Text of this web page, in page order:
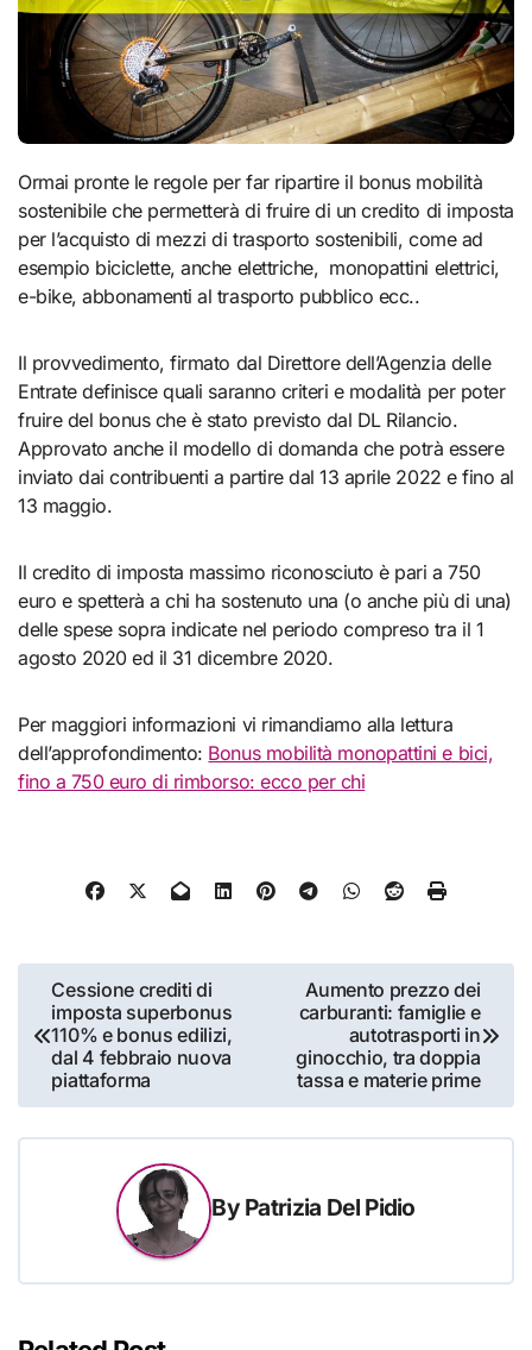
Ormai pronte le regole per far ripartire il bonus mobilità
sostenibile che permetterà di fruire di un credito di imposta
per l’acquisto di mezzi di trasporto sostenibili, come ad
esempio biciclette, anche elettriche, monopattini elettrici,
e-bike, abbonamenti al trasporto pubblico ecc..
Il provvedimento, firmato dal Direttore dell’Agenzia delle
Entrate definisce quali saranno criteri e modalità per poter
fruire del bonus che è stato previsto dal DL Rilancio.
Approvato anche il modello di domanda che potrà essere
inviato dai contribuenti a partire dal 13 aprile 2022 e fino al
13 maggio.
Il credito di imposta massimo riconosciuto è pari a 750
euro e spetterà a chi ha sostenuto una (o anche più di una)
delle spese sopra indicate nel periodo compreso tra il 1
agosto 2020 ed il 31 dicembre 2020.
Per maggiori informazioni vi rimandiamo alla lettura
dell’approfondimento: Bonus mobilità monopattini e bici,
fino a 750 euro di rimborso: ecco per chi
Navigazione
articoli
Cessione crediti di
imposta superbonus
110% e bonus edilizi,
dal 4 febbraio nuova
piattaforma
Aumento prezzo dei
carburanti: famiglie e
autotrasporti in
ginocchio, tra doppia
tassa e materie prime
By Patrizia Del Pidio